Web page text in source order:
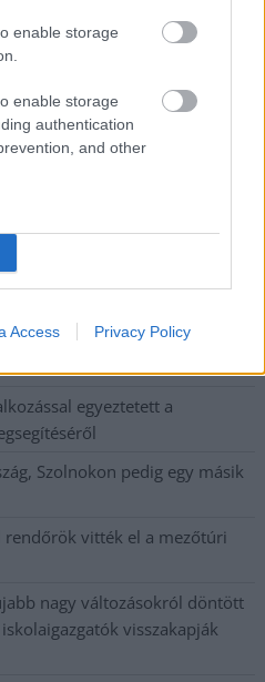
enable storage
enable storage
authentication
and other
Access Privacy Policy
körforgalmat részlegesen
a ceglédi vasútvonalon,
képest,
szolnoki habos isler?
akkumulátoripari
hozta a június a
egyeztetett a
Szolnokon pedig egy másik
rendőrök vitték el a mezőtúri
nagy változásokról döntött
visszakapják